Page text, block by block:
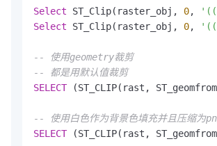
Select ST_Clip(raster_obj, 0,
Select ST_Clip(raster_obj, 0,
-- 使用geometry裁剪
-- 都是用默认值裁剪
SELECT (ST_CLIP(rast,
-- 使用白色作为背景色填充并且压缩为
SELECT (ST_CLIP(rast,